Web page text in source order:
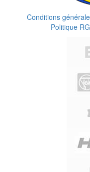
Conditions
Politique